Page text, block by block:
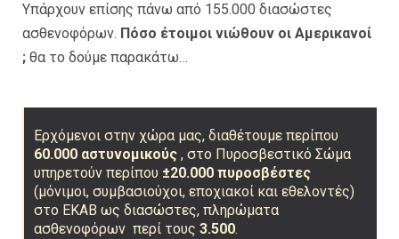
Υπάρχουν επίσης πάνω από 155.000 διασώστες
ασθενοφόρων. Πόσο έτοιμοι νιώθουν οι Αμερικανοί
; θα το δούμε παρακάτω…
Ερχόμενοι στην χώρα μας, διαθέτουμε περίπου
60.000 αστυνομικούς , στο Πυροσβεστικό Σώμα
υπηρετούν περίπου ±20.000 πυροσβέστες
(μόνιμοι, συμβασιούχοι, εποχιακοί και εθελοντές)
στο ΕΚΑΒ ως διασώστες, πληρώματα
ασθενοφόρων περί τους3.500.